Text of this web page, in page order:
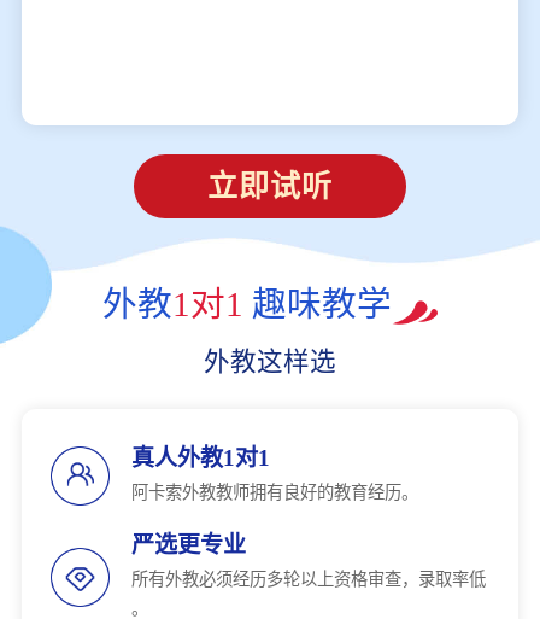
立即试听
外教1对1 趣味教学
外教这样选
真人外教1对1
阿卡索外教教师拥有良好的教育经历。
严选更专业
所有外教必须经历多轮以上资格审查，录取率低
。